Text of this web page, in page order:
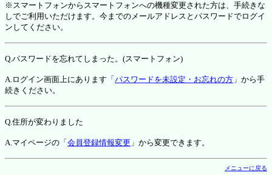
※スマートフォンからスマートフォンへの機種変更された方は、手続きな
しでご利用いただけます。今までのメールアドレスとパスワードでログイ
ンしてください。
Q.パスワードを忘れてしまった。(スマートフォン)
A.ログイン画面上にあります「 パスワードを未設定・お忘れの方 」から手
続きください。
Q.住所が変わりました
A.マイページの「 会員登録情報変更 」から変更できます。
メニューに戻る